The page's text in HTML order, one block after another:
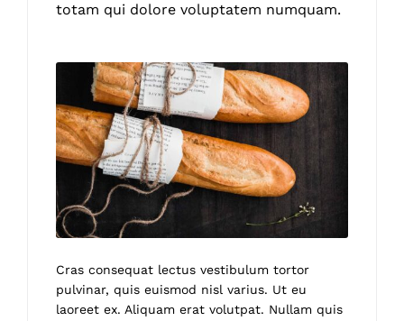
totam qui dolore voluptatem numquam.
Cras consequat lectus vestibulum tortor
pulvinar, quis euismod nisl varius. Ut eu
laoreet ex. Aliquam erat volutpat. Nullam quis